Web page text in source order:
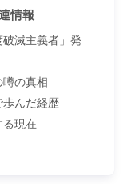
情報
滅主義者」発
の真相
んだ経歴
る現在